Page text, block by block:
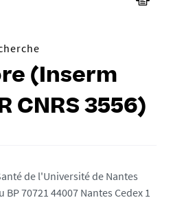
(Inserm
CNRS 3556)
de l'Université de Nantes
70721 44007 Nantes Cedex 1